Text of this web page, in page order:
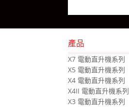
產品
X7 電動直升機系列
X5 電動直升機系列
X4 電動直升機系列
X4II 電動直升機系列
X3 電動直升機系列